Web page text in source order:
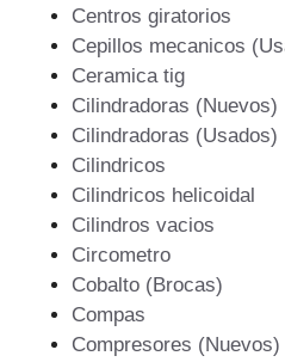
Centros giratorios
Cepillos mecanicos
Ceramica tig
Cilindradoras (Nuevos)
Cilindradoras (Usados)
Cilindricos
Cilindricos helicoidal
Cilindros vacios
Circometro
Cobalto (Brocas)
Compas
Compresores (Nuevos)